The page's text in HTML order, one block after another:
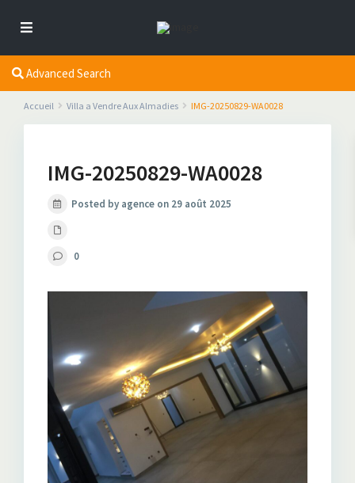
Advanced Search
Accueil Villa a Vendre Aux Almadies IMG-20250829-WA0028
IMG-20250829-WA0028
Posted by agence on 29 août 2025
0